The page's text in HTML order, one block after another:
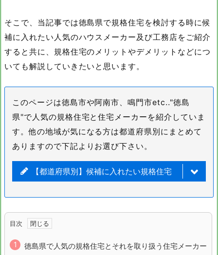
そこで、当記事では徳島県で規格住宅を検討する時に候
補に入れたい人気のハウスメーカー及び工務店をご紹介
すると共に、規格住宅のメリットやデメリットなどにつ
いても解説していきたいと思います。
このページは徳島市や阿南市、鳴門市etc.."徳島
県"で人気の規格住宅と住宅メーカーを紹介していま
す。他の地域が気になる方は都道府県別にまとめて
ありますので下記よりお選び下さい。
【都道府県別】候補に入れたい規格住宅
秋田県 山形県
目次
徳島県で人気の規格住宅とそれを取り扱う住宅メーカー